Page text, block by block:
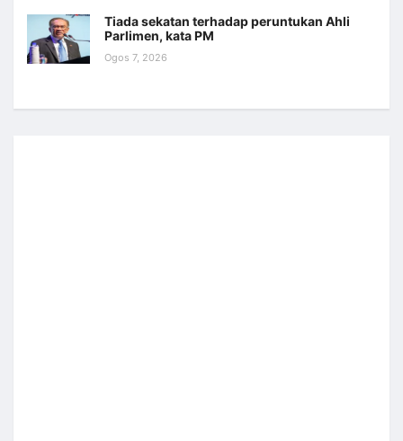
Tiada sekatan terhadap peruntukan Ahli
Parlimen, kata PM
Ogos 7, 2026